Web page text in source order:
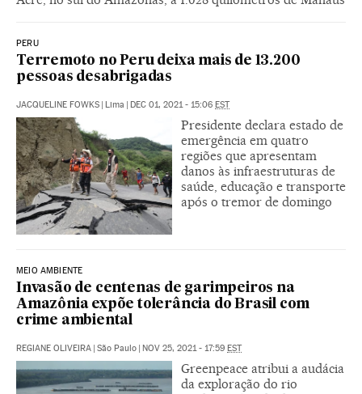
PERU
Terremoto no Peru deixa mais de 13.200
pessoas desabrigadas
JACQUELINE FOWKS Lima DEC 01, 2021 - 15:06 EST
Presidente declara estado de
emergência em quatro
regiões que apresentam
danos às infraestruturas de
saúde, educação e transporte
após o tremor de domingo
MEIO AMBIENTE
Invasão de centenas de garimpeiros na
Amazônia expõe tolerância do Brasil com
crime ambiental
REGIANE OLIVEIRA São Paulo NOV 25, 2021 - 17:59 EST
Greenpeace atribui a audácia
da exploração do rio